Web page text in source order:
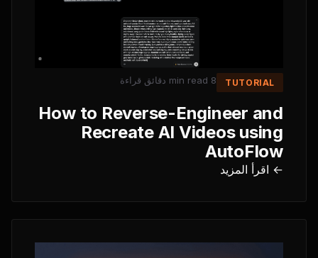
TUTORIAL
8 min read دقائق قراءة
How to Reverse-Engineer and
Recreate AI Videos using
AutoFlow
← اقرأ المزيد